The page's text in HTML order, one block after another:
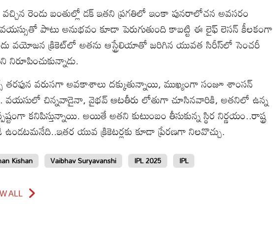
రెండు బంతుల్లో డక్ ఇతని ప్రగతిలో ఇంకా పునరాలోచన అవసరం
పాటు అనుభవం కూడా పెరుగుతుంది కాబట్టి ఈ లైఫ్ లెసన్ కీలకంగా
వయోజన క్రికెట్‌లో అతను ఆస్ట్రేలియాతో జరిగిన యువత సిరీస్‌లో సెంచరీ
తరఫున వరుసగా అవకాశాలు దక్కుతున్నాయి, ముఖ్యంగా సంజూ శాంసన్
చిన్నవాడైనా, వైభవ్ ఆటతీరు లోతుగా చూసినవారికి, అతనిలో ఉన్న
కనిపిస్తున్నాయి. అయితే అతని కుటుంబం తీసుకున్న స్థిర నిర్ణయం..రాష్ట్ర
యువ క్రికెటర్లకు కూడా ప్రేరణగా నిలవొచ్చు.
Kishan Vaibhav Suryavanshi IPL 2025 IPL
ALL